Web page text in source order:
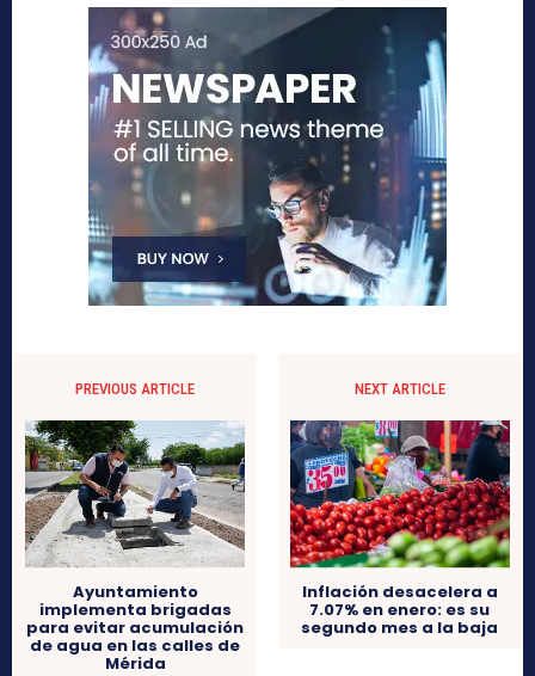
PREVIOUS ARTICLE
Ayuntamiento
implementa brigadas
para evitar acumulación
de agua en las calles de
Mérida
NEXT ARTICLE
Inflación desacelera a
7.07% en enero: es su
segundo mes a la baja